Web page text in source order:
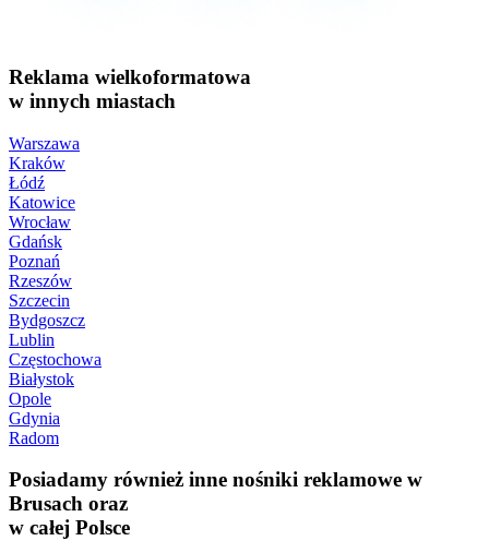
Reklama wielkoformatowa
w innych miastach
Warszawa
Kraków
Łódź
Katowice
Wrocław
Gdańsk
Poznań
Rzeszów
Szczecin
Bydgoszcz
Lublin
Częstochowa
Białystok
Opole
Gdynia
Radom
Posiadamy również inne nośniki reklamowe w
Brusach oraz
w całej Polsce